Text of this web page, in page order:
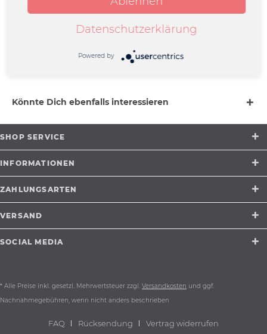
Friedrich-Ebert-Straße 7 | 48153
Münster |
support@merchcowboy.com
Könnte Dich ebenfalls interessieren
SHOP SERVICE
INFORMATIONEN
ZAHLUNGSARTEN
VERSAND
SOCIAL MEDIA
* Alle Preise inkl. gesetzl. Mehrwertsteuer zzgl. Versandkosten und ggf.
Nachnahmegebühren, wenn nicht anders beschrieben
FAQ Rücksendung Vertrag widerrufen
Datenschutzerklärung
Powered by